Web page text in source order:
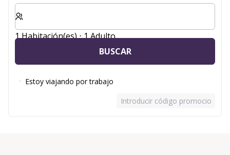
Seleccione el número de habitaciones y huéspedes
1 Habitación(es) ⋅ 1 Adulto
BUSCAR
Estoy viajando por trabajo
Introducir código promocional